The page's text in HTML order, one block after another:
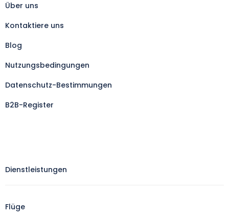
Über uns
Kontaktiere uns
Blog
Nutzungsbedingungen
Datenschutz-Bestimmungen
B2B-Register
Dienstleistungen
Flüge